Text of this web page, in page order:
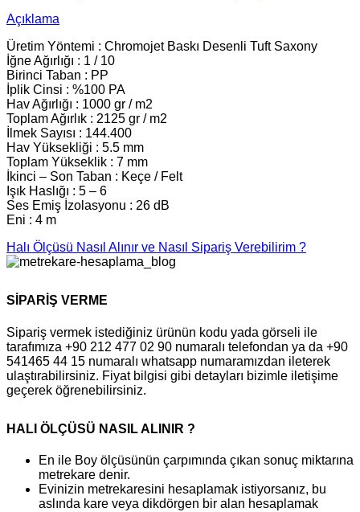
Açıklama
Üretim Yöntemi : Chromojet Baskı Desenli Tuft Saxony
İğne Ağırlığı : 1 / 10
Birinci Taban : PP
İplik Cinsi : %100 PA
Hav Ağırlığı : 1000 gr / m2
Toplam Ağırlık : 2125 gr / m2
İlmek Sayısı : 144.400
Hav Yüksekliği : 5.5 mm
Toplam Yükseklik : 7 mm
İkinci – Son Taban : Keçe / Felt
Işık Haslığı : 5 – 6
Ses Emiş İzolasyonu : 26 dB
Eni : 4 m
Halı Ölçüsü Nasıl Alınır ve Nasıl Sipariş Verebilirim ?
SİPARİŞ VERME
Sipariş vermek istediğiniz ürünün kodu yada görseli ile
tarafımıza +90 212 477 02 90 numaralı telefondan ya da +90
541465 44 15 numaralı whatsapp numaramızdan ileterek
ulaştırabilirsiniz. Fiyat bilgisi gibi detayları bizimle iletişime
geçerek öğrenebilirsiniz.
HALI ÖLÇÜSÜ NASIL ALINIR ?
En ile Boy ölçüsünün çarpımında çıkan sonuç miktarına
metrekare denir.
Evinizin metrekaresini hesaplamak istiyorsanız, bu
aslında kare veya dikdörgen bir alan hesaplamak